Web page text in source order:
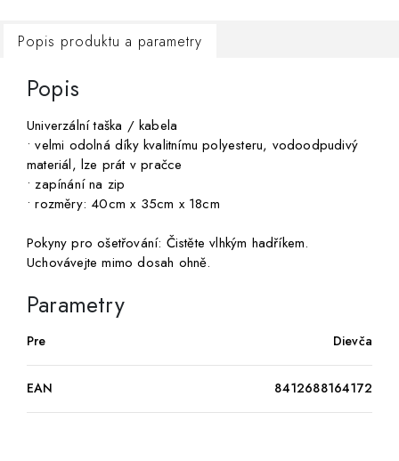
Popis produktu a parametry
Popis
Univerzální taška / kabela
• velmi odolná díky kvalitnímu polyesteru, vodoodpudivý
materiál, lze prát v pračce
• zapínání na zip
• rozměry: 40cm x 35cm x 18cm
Pokyny pro ošetřování: Čistěte vlhkým hadříkem.
Uchovávejte mimo dosah ohně.
Parametry
Pre Dievča
EAN 8412688164172